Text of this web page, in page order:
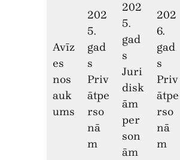
Avīz
es
nos
auk
ums
202
5.
gad
s
Priv
ātpe
rso
nā
m
202
5.
gad
s
Juri
disk
ām
per
son
ām
202
6.
gad
s
Priv
ātpe
rso
nā
m